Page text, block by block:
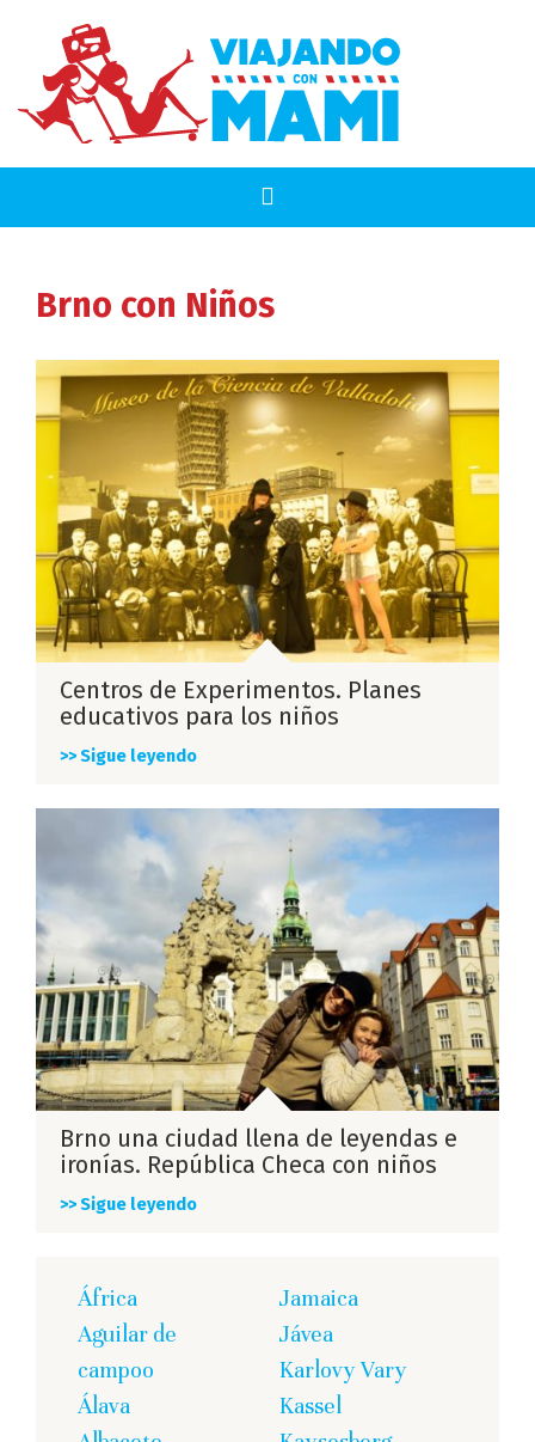
Brno con Niños
Centros de Experimentos. Planes
educativos para los niños
>> Sigue leyendo
Brno una ciudad llena de leyendas e
ironías. República Checa con niños
>> Sigue leyendo
África
Aguilar de
campoo
Álava
Jamaica
Jávea
Karlovy Vary
Kassel